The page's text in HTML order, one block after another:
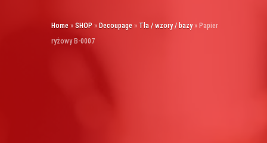
Home » SHOP » Decoupage » Tła / wzory / bazy »Papier
ryżowy B-0007